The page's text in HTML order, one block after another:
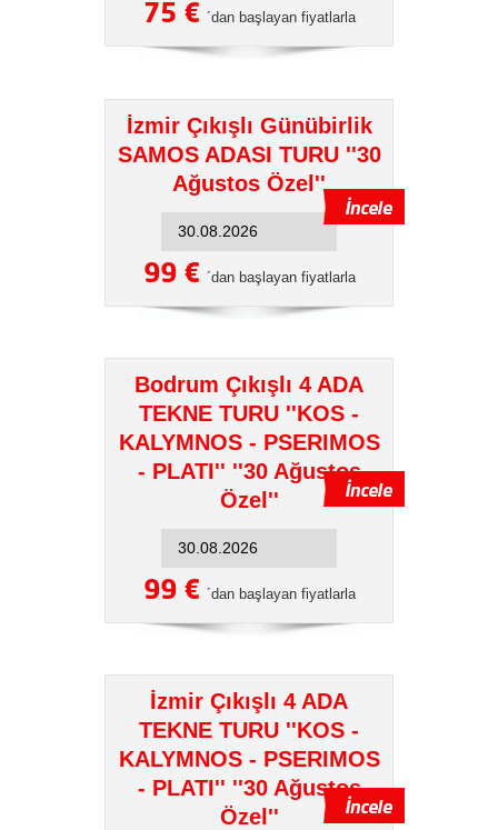
75 € ´dan başlayan fiyatlarla
İzmir Çıkışlı Günübirlik
SAMOS ADASI TURU ''30
Ağustos Özel''
99 € ´dan başlayan fiyatlarla
Bodrum Çıkışlı 4 ADA
TEKNE TURU ''KOS -
KALYMNOS - PSERIMOS
- PLATI'' ''30 Ağustos
Özel''
99 € ´dan başlayan fiyatlarla
İzmir Çıkışlı 4 ADA
TEKNE TURU ''KOS -
KALYMNOS - PSERIMOS
- PLATI'' ''30 Ağustos
Özel''